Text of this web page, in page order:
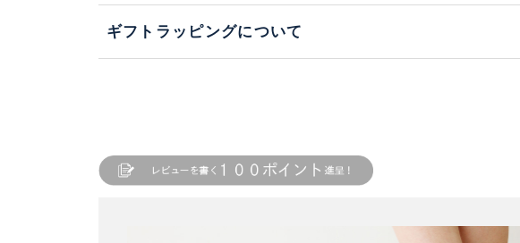
ギフトラッピングについて